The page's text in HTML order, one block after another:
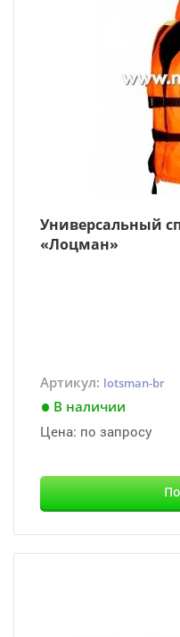
Универсальный
«Лоцман»
Артикул: lotsman-br
В наличии
Цена: по запросу